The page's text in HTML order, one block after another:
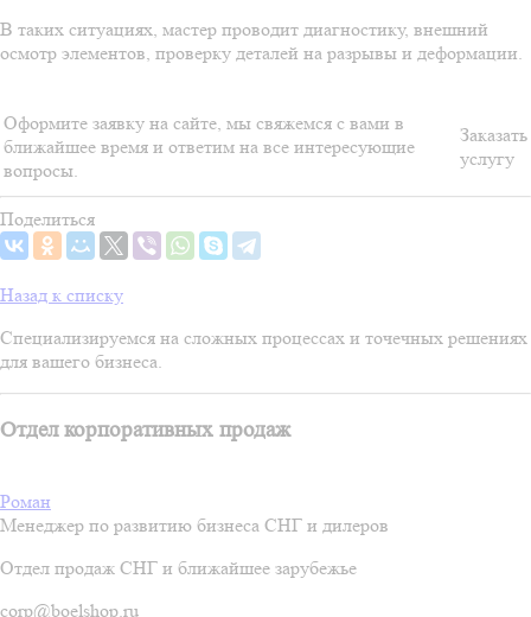
В таких ситуациях, мастер проводит диагностику, внешний
осмотр элементов, проверку деталей на разрывы и деформации.
Оформите заявку на сайте, мы свяжемся с вами в
ближайшее время и ответим на все интересующие
вопросы.
Заказать
услугу
Поделиться
Назад к списку
Специализируемся на сложных процессах и точечных решениях
для вашего бизнеса.
Отдел корпоративных продаж
Роман
Менеджер по развитию бизнеса СНГ и дилеров
Отдел продаж СНГ и ближайшее зарубежье
corp@boelshop.ru